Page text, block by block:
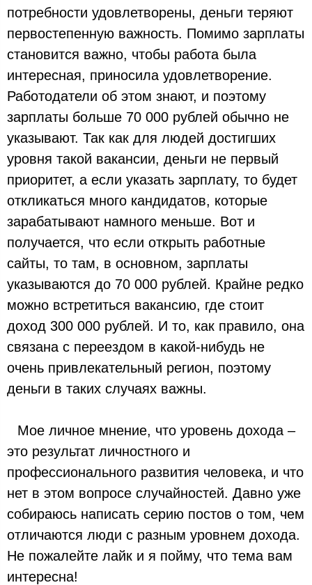
потребности удовлетворены, деньги теряют
первостепенную важность. Помимо зарплаты
становится важно, чтобы работа была
интересная, приносила удовлетворение.
Работодатели об этом знают, и поэтому
зарплаты больше 70 000 рублей обычно не
указывают. Так как для людей достигших
уровня такой вакансии, деньги не первый
приоритет, а если указать зарплату, то будет
откликаться много кандидатов, которые
зарабатывают намного меньше. Вот и
получается, что если открыть работные
сайты, то там, в основном, зарплаты
указываются до 70 000 рублей. Крайне редко
можно встретиться вакансию, где стоит
доход 300 000 рублей. И то, как правило, она
связана с переездом в какой-нибудь не
очень привлекательный регион, поэтому
деньги в таких случаях важны.⠀
⠀Мое личное мнение, что уровень дохода –
это результат личностного и
профессионального развития человека, и что
нет в этом вопросе случайностей. Давно уже
собираюсь написать серию постов о том, чем
отличаются люди с разным уровнем дохода.
Не пожалейте лайк и я пойму, что тема вам
интересна!